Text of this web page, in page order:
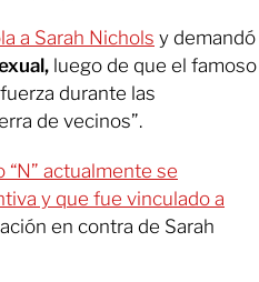
a Sarah Nichols y demandó
luego de que el famoso
durante las
de vecinos”.
“N” actualmente se
y que fue vinculado a
en contra de Sarah